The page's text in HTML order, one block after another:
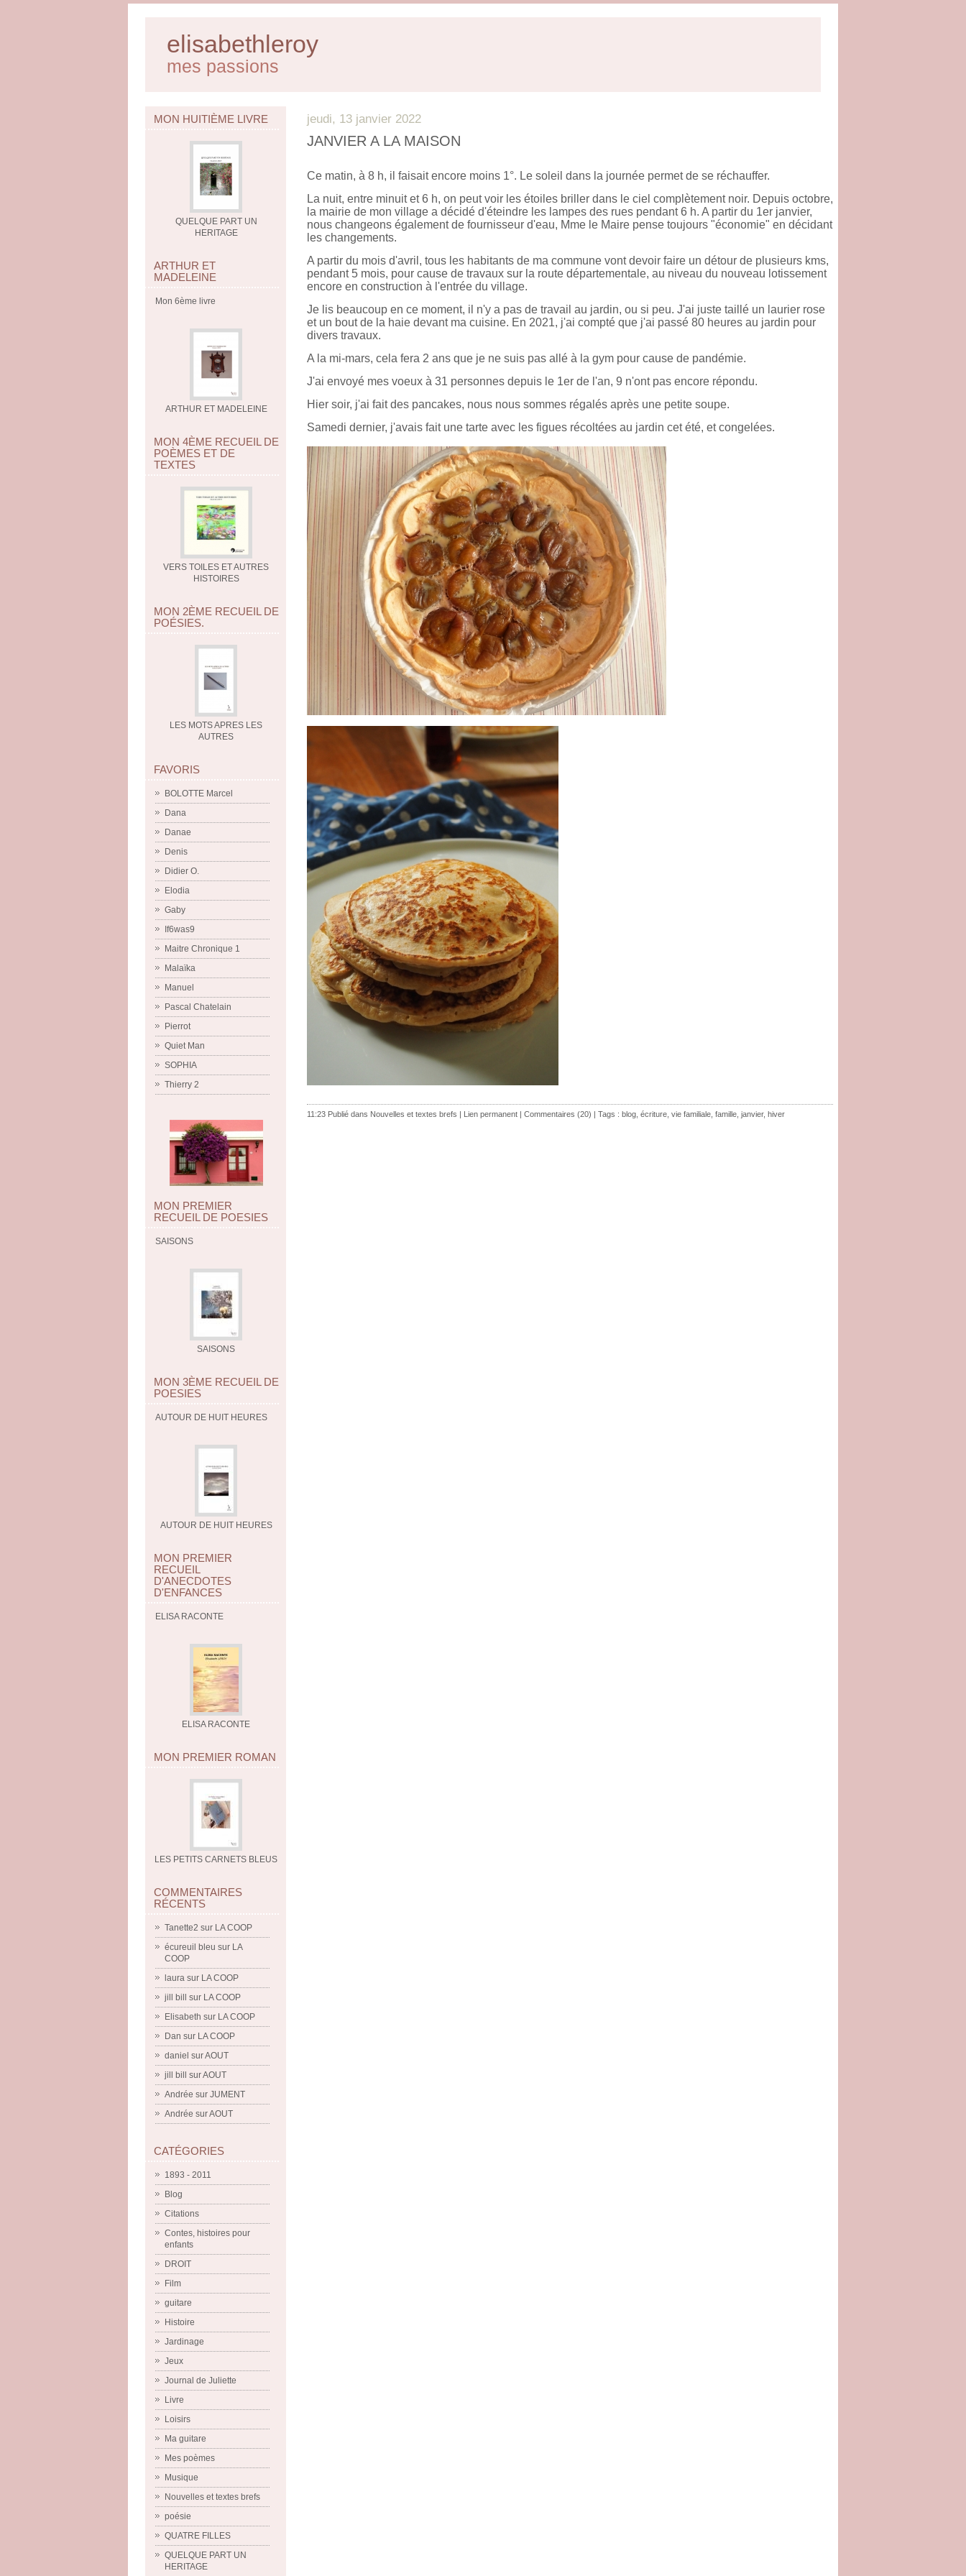
elisabethleroy
mes passions
MON HUITIÈME LIVRE
QUELQUE PART UN
HERITAGE
ARTHUR ET
MADELEINE
Mon 6ème livre
ARTHUR ET MADELEINE
MON 4ÈME RECUEIL DE
POÈMES ET DE
TEXTES
VERS TOILES ET AUTRES
HISTOIRES
MON 2ÈME RECUEIL DE
POÉSIES.
LES MOTS APRES LES
AUTRES
FAVORIS
BOLOTTE Marcel
Dana
Danae
Denis
Didier O.
Elodia
Gaby
If6was9
Maitre Chronique 1
Malaïka
Manuel
Pascal Chatelain
Pierrot
Quiet Man
SOPHIA
Thierry 2
MON PREMIER
RECUEIL DE POESIES
SAISONS
SAISONS
MON 3ÈME RECUEIL DE
POESIES
AUTOUR DE HUIT HEURES
AUTOUR DE HUIT HEURES
MON PREMIER
RECUEIL
D'ANECDOTES
D'ENFANCES
ELISA RACONTE
ELISA RACONTE
MON PREMIER ROMAN
LES PETITS CARNETS BLEUS
COMMENTAIRES
RÉCENTS
Tanette2 sur LA COOP
écureuil bleu sur LA
COOP
laura sur LA COOP
jill bill
sur LA COOP
Elisabeth sur LA COOP
Dan sur LA COOP
daniel surAOUT
jill bill
surAOUT
Andrée sur JUMENT
Andrée surAOUT
CATÉGORIES
1893 - 2011
Blog
Citations
Contes, histoires pour
enfants
DROIT
Film
guitare
Histoire
Jardinage
Jeux
Journal de Juliette
Livre
Loisirs
Ma guitare
Mes poèmes
Musique
Nouvelles et textes brefs
poésie
QUATRE FILLES
QUELQUE PART UN
HERITAGE
jeudi, 13 janvier 2022
JANVIER A LA MAISON
Ce matin, à 8 h, il faisait encore moins 1°. Le soleil dans la journée permet de se réchauffer.
La nuit, entre minuit et 6 h, on peut voir les étoiles briller dans le ciel complètement noir. Depuis octobre,
la mairie de mon village a décidé d'éteindre les lampes des rues pendant 6 h. A partir du 1er janvier,
nous changeons également de fournisseur d'eau, Mme le Maire pense toujours "économie" en décidant
les changements.
A partir du mois d'avril, tous les habitants de ma commune vont devoir faire un détour de plusieurs kms,
pendant 5 mois, pour cause de travaux sur la route départementale, au niveau du nouveau lotissement
encore en construction à l'entrée du village.
Je lis beaucoup en ce moment, il n'y a pas de travail au jardin, ou si peu. J'ai juste taillé un laurier rose
et un bout de la haie devant ma cuisine. En 2021, j'ai compté que j'ai passé 80 heures au jardin pour
divers travaux.
A la mi-mars, cela fera 2 ans que je ne suis pas allé à la gym pour cause de pandémie.
J'ai envoyé mes voeux à 31 personnes depuis le 1er de l'an, 9 n'ont pas encore répondu.
Hier soir, j'ai fait des pancakes, nous nous sommes régalés après une petite soupe.
Samedi dernier, j'avais fait une tarte avec les figues récoltées au jardin cet été, et congelées.
11:23 Publié dans Nouvelles et textes brefs | Lien permanent | Commentaires (20) | Tags : blog écriture vie familiale famille janvier, hiver